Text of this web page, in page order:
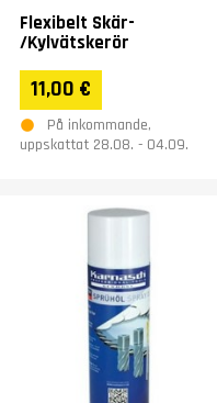
Flexibelt Skär-
/Kylvätskerör
11,00 €
På inkommande,
uppskattat 28.08. - 04.09.